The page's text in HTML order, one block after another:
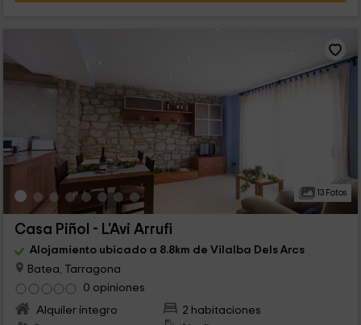
13 Fotos
Casa Piñol - L'Avi Arrufi
Alojamiento ubicado a 8.8km de Vilalba Dels Arcs
Batea, Tarragona
0 opiniones
Alquiler íntegro
2 habitaciones